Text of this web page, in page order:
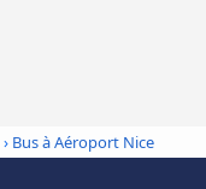
› Bus à Aéroport Nice